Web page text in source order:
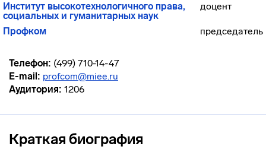
Институт высокотехнологичного права,
социальных и гуманитарных наук
доцент
Профком председатель
Телефон: (499) 710-14-47
E-mail: profcom@miee.ru
Аудитория: 1206
Краткая биография